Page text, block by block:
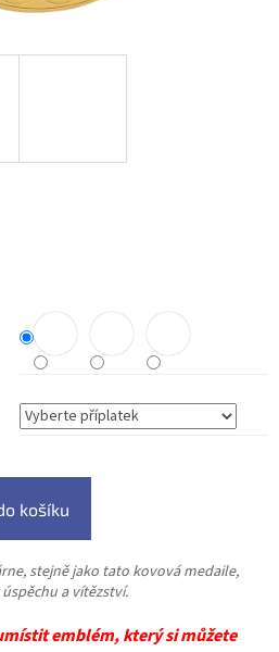
košíku
stejně jako tato kovová medaile,
a vítězství.
emblém, který si můžete